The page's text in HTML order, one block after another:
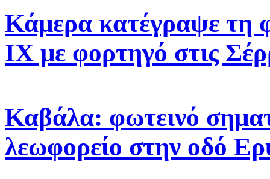
Κάμερα κατέγραψε τη
ΙΧ με φορτηγό στις
Καβάλα: φωτεινό
λεωφορείο στην οδό